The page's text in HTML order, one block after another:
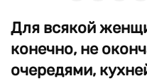
Для всякой
конечно, не
очередями,